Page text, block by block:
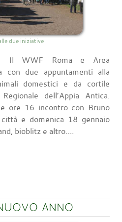
due iniziative
WWF Roma e Area
con due appuntamenti alla
domestici e da cortile
dell’Appia Antica.
ore 16 incontro con Bruno
e domenica 18 gennaio
bioblitz e altro….
ANNO